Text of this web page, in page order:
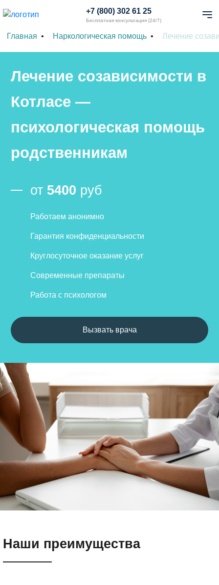
+7 (800) 302 61 25
Бесплатная консультация (24/7)
Главная Наркологическая помощь Лечение
Лечение созависимости в
Котласе —
психологическая помощь
родственникам
от 5400 руб
Работаем анонимно
Гарантия конфиденциальности
Круглосуточное оказание услуг
Современные препараты
Работа с психологом
Вызвать врача
Наши преимущества